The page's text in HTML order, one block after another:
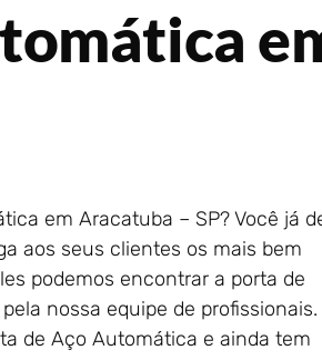
em Aracatuba – SP? Você já
aos seus clientes os mais bem
podemos encontrar a porta de
nossa equipe de profissionais.
de Aço Automática e ainda tem